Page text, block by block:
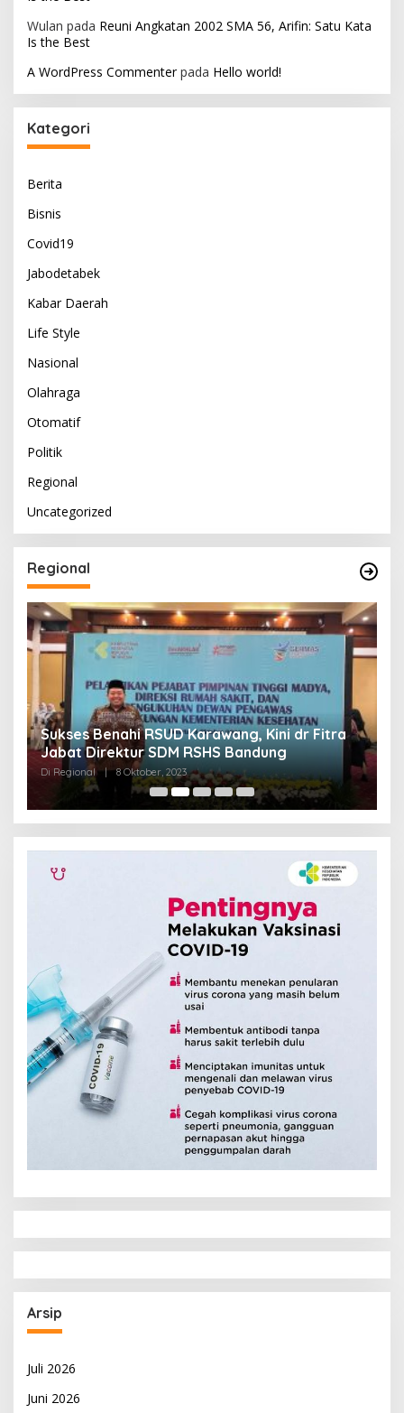
Wulan pada Reuni Angkatan 2002 SMA 56, Arifin: Satu Kata
Is the Best
A WordPress Commenterpada Hello world!
Kategori
Berita
Bisnis
Covid19
Jabodetabek
Kabar Daerah
Life Style
Nasional
Olahraga
Otomatif
Politik
Regional
Uncategorized
Regional
Sukses Benahi RSUD Karawang, Kini dr Fitra
Jabat Direktur SDM RSHS Bandung
Di Regional | 8 Oktober, 2023
Arsip
Juli 2026
Juni 2026